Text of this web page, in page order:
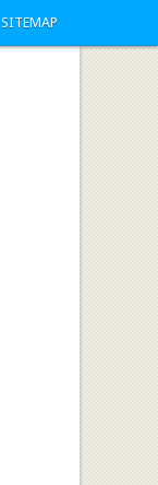
SITEMAP